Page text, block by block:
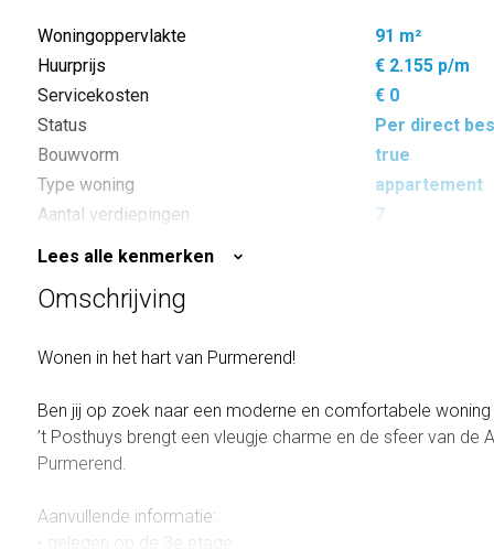
Woningoppervlakte
91 m²
Huurprijs
€ 2.155 p/m
Servicekosten
€ 0
Status
Per direct
Bouwvorm
true
Type woning
appartement
Aantal verdiepingen
7
Inhoud
Lees alle kenmerken
Omschrijving
Wonen in het hart van Purmerend!
Ben jij op zoek naar een moderne en comfortabele
’t Posthuys brengt een vleugje charme en de sfeer van
Purmerend.
Aanvullende informatie:
• gelegen op de 3e etage